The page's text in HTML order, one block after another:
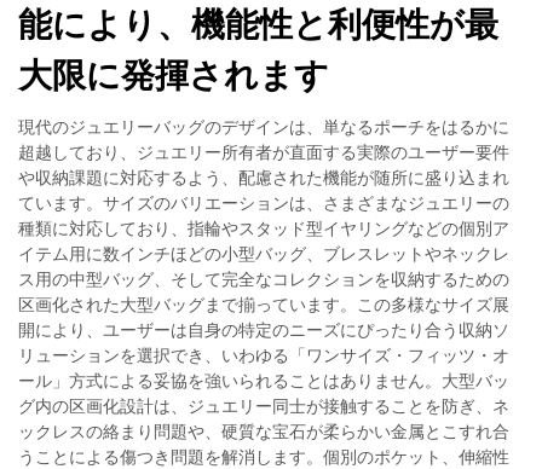
能により、機能性と利便性が最
大限に発揮されます
現代のジュエリーバッグのデザインは、単なるポーチをはるかに
超越しており、ジュエリー所有者が直面する実際のユーザー要件
や収納課題に対応するよう、配慮された機能が随所に盛り込まれ
ています。サイズのバリエーションは、さまざまなジュエリーの
種類に対応しており、指輪やスタッド型イヤリングなどの個別ア
イテム用に数インチほどの小型バッグ、ブレスレットやネックレ
ス用の中型バッグ、そして完全なコレクションを収納するための
区画化された大型バッグまで揃っています。この多様なサイズ展
開により、ユーザーは自身の特定のニーズにぴったり合う収納ソ
リューションを選択でき、いわゆる「ワンサイズ・フィッツ・オ
ール」方式による妥協を強いられることはありません。大型バッ
グ内の区画化設計は、ジュエリー同士が接触することを防ぎ、ネ
ックレスの絡まり問題や、硬質な宝石が柔らかい金属とこすれ合
うことによる傷つき問題を解消します。個別のポケット、伸縮性